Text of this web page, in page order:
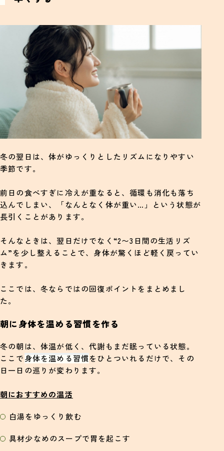
冬の翌日は、体がゆっくりとしたリズムになりやすい
季節です。
前日の食べすぎに冷えが重なると、循環も消化も落ち
込んでしまい、「なんとなく体が重い…」という状態が
長引くことがあります。
そんなときは、翌日だけでなく“2〜3日間の生活リズ
ム”を少し整えることで、身体が驚くほど軽く戻ってい
きます。
ここでは、冬ならではの回復ポイントをまとめまし
た。
朝に身体を温める習慣を作る
冬の朝は、体温が低く、代謝もまだ眠っている状態。
ここで身体を温める習慣をひとついれるだけで、その
日一日の巡りが変わります。
朝におすすめの温活
白湯をゆっくり飲む
具材少なめのスープで胃を起こす